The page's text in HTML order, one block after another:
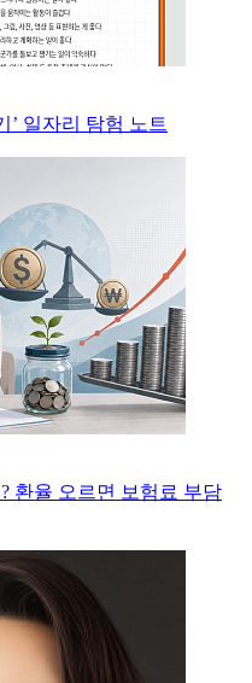
’ 일자리 탐험 노트
환율 오르면 보험료 부담